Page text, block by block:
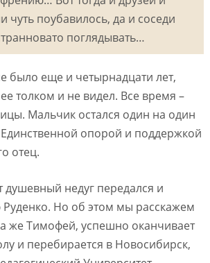
чуть поубавилось, да и соседи
поглядывать…
было еще и четырнадцати лет,
толком и не видел. Все время –
Мальчик остался один на один
опорой и поддержкой
отец.
душевный недуг передался и
Но об этом мы расскажем
же Тимофей, успешно оканчивает
и перебирается в Новосибирск,